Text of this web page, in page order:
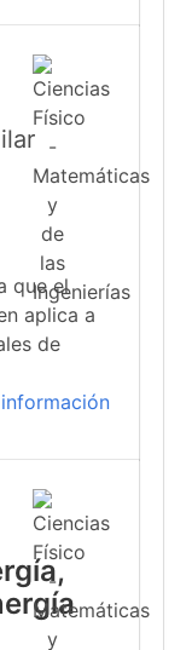
que el
aplica a
de